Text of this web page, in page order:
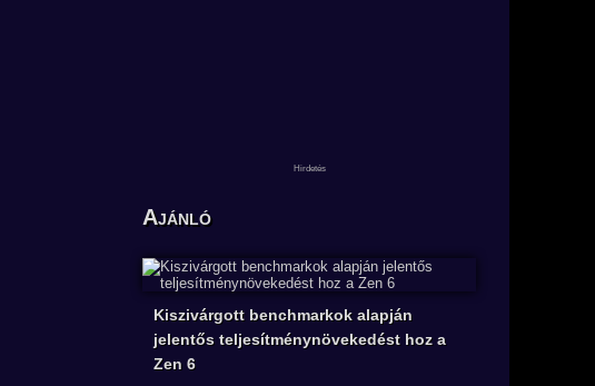
Ajánló
Kiszivárgott benchmarkok alapján
jelentős teljesítménynövekedést hoz a
Zen 6